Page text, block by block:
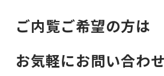
ご内覧ご希望の方は
お気軽にお問い合わ